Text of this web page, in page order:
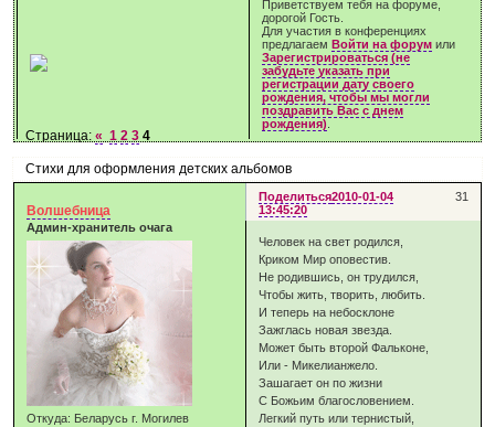
Приветствуем тебя на форуме,
дорогой Гость.
Для участия в конференциях
предлагаемВойти на форум или
Зарегистрироваться (не
забудьте указать при
регистрации дату своего
рождения, чтобы мы могли
поздравить Вас с днем
рождения)
Стихи для оформления детских альбомов
Страница:« 1 2 3 4
Поделиться 31
2010-01-04
13:45:20
Волшебница
Админ-хранитель очага
Откуда: Беларусь г. Могилев
Человек на свет родился,
Криком Мир оповестив.
Не родившись, он трудился,
Чтобы жить, творить, любить.
И теперь на небосклоне
Зажглась новая звезда.
Может быть второй Фальконе,
Или - Микелианжело.
Зашагает он по жизни
С Божьим благословением.
Легкий путь или тернистый,